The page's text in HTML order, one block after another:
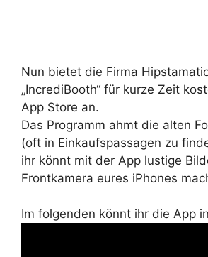
Nun bietet die Firma
„IncrediBooth“ für kurze Zeit
App Store an.
Das Programm ahmt die alten
(oft in Einkaufspassagen zu
ihr könnt mit der App lustige
Frontkamera eures iPhones
Im folgenden könnt ihr die App